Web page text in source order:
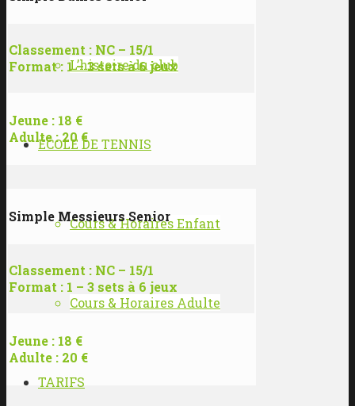
L’histoire du club
ÉCOLE DE TENNIS
Cours & Horaires Enfant
Cours & Horaires Adulte
TARIFS
Classement : NC – 15/1
Format : 1 – 3 sets à 6 jeux
Jeune : 18 €
Adulte : 20 €
Simple Messieurs Senior
Classement : NC – 15/1
Format : 1 – 3 sets à 6 jeux
Jeune : 18 €
Adulte : 20 €